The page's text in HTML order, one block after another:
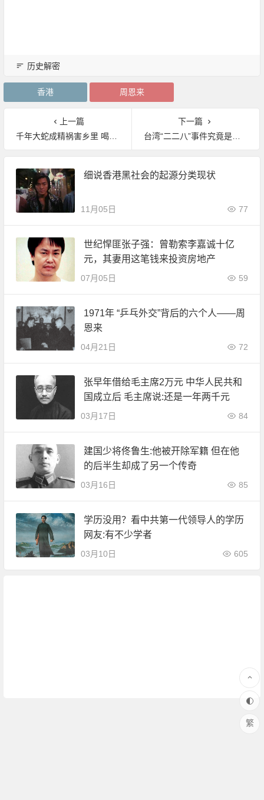
历史解密
香港 周恩来
上一篇
千年大蛇成精祸害乡里 喝掉一缸烈酒被村民扒皮抽筋
下一篇
台湾“二二八”事件究竟是怎么被引发的
细说香港黑社会的起源分类现状
11月05日 77
世纪悍匪张子强：曾勒索李嘉诚十亿
元，其妻用这笔钱来投资房地产
07月05日 59
1971年 “乒乓外交”背后的六个人——周
恩来
04月21日 72
张早年借给毛主席2万元 中华人民共和
国成立后 毛主席说:还是一年两千元
03月17日 84
建国少将佟鲁生:他被开除军籍 但在他
的后半生却成了另一个传奇
03月16日 85
学历没用？看中共第一代领导人的学历
网友:有不少学者
03月10日 605
繁